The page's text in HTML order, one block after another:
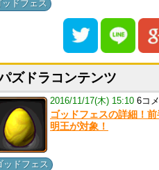
ッドフェス
ズドラコンテンツ
2016/11/17(木) 15:10 6コ
ゴッドフェスの詳細！
明王が対象！
ッドフェス